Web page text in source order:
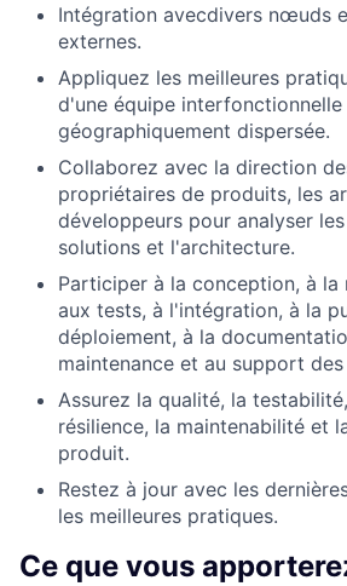
Intégration avecdivers nœuds
externes.
Appliquez les meilleures
d'une équipe interfonctionnelle
géographiquement dispersée.
Collaborez avec la direction
propriétaires de produits, les
développeurs pour analyser
solutions et l'architecture.
Participer à la conception, à
aux tests, à l'intégration, à la
déploiement, à la
maintenance et au support
Assurez la qualité, la
résilience, la maintenabilité et
produit.
Restez à jour avec les
les meilleures pratiques.
Ce que vous